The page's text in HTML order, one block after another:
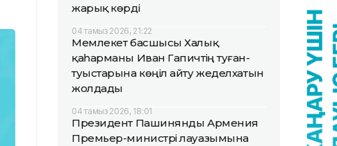
жарық көрді
04 тамыз 2026, 21:22
Мемлекет басшысы Халық
қаһарманы Иван Гапичтің туған-
туыстарына көңіл айту жеделхатын
жолдады
04 тамыз 2026, 18:01
Президент Пашинянды Армения
Премьер-министрі лауазымына